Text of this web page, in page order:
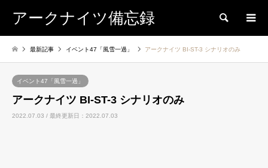
アークナイツ備忘録 検索
最新記事 イベント47「風雪一過」 アークナイツ BI-ST-3 シナリオのみ
イベント47「風雪一過」
アークナイツ BI-ST-3 シナリオのみ
2022.07.03 / 最終更新日：2022.07.03